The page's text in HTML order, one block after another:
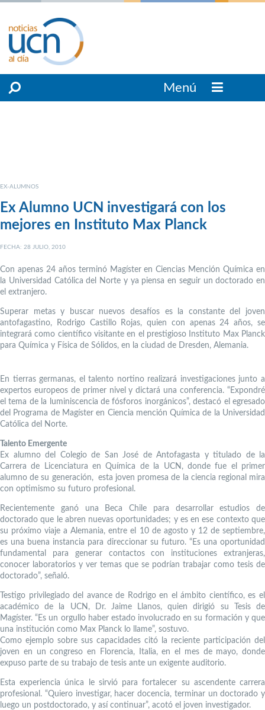
Menú
EX-ALUMNOS
Ex Alumno UCN investigará con los
mejores en Instituto Max Planck
FECHA: 28 JULIO, 2010
Con apenas 24 años terminó Magíster en Ciencias Mención Química en
la Universidad Católica del Norte y ya piensa en seguir un doctorado en
el extranjero.
Superar metas y buscar nuevos desafíos es la constante del joven
antofagastino, Rodrigo Castillo Rojas, quien con apenas 24 años, se
integrará como científico visitante en el prestigioso Instituto Max Planck
para Química y Física de Sólidos, en la ciudad de Dresden, Alemania.
En tierras germanas, el talento nortino realizará investigaciones junto a
expertos europeos de primer nivel y dictará una conferencia. “Expondré
el tema de la luminiscencia de fósforos inorgánicos”, destacó el egresado
del Programa de Magíster en Ciencia mención Química de la Universidad
Católica del Norte.
Talento Emergente
Ex alumno del Colegio de San José de Antofagasta y titulado de la
Carrera de Licenciatura en Química de la UCN, donde fue el primer
alumno de su generación, esta joven promesa de la ciencia regional mira
con optimismo su futuro profesional.
Recientemente ganó una Beca Chile para desarrollar estudios de
doctorado que le abren nuevas oportunidades; y es en ese contexto que
su próximo viaje a Alemania, entre el 10 de agosto y 12 de septiembre,
es una buena instancia para direccionar su futuro. “Es una oportunidad
fundamental para generar contactos con instituciones extranjeras,
conocer laboratorios y ver temas que se podrían trabajar como tesis de
doctorado”, señaló.
Testigo privilegiado del avance de Rodrigo en el ámbito científico, es el
académico de la UCN, Dr. Jaime Llanos, quien dirigió su Tesis de
Magíster. “Es un orgullo haber estado involucrado en su formación y que
una institución como Max Planck lo llame”, sostuvo.
Como ejemplo sobre sus capacidades citó la reciente participación del
joven en un congreso en Florencia, Italia, en el mes de mayo, donde
expuso parte de su trabajo de tesis ante un exigente auditorio.
Esta experiencia única le sirvió para fortalecer su ascendente carrera
profesional. “Quiero investigar, hacer docencia, terminar un doctorado y
luego un postdoctorado, y así continuar”, acotó el joven investigador.